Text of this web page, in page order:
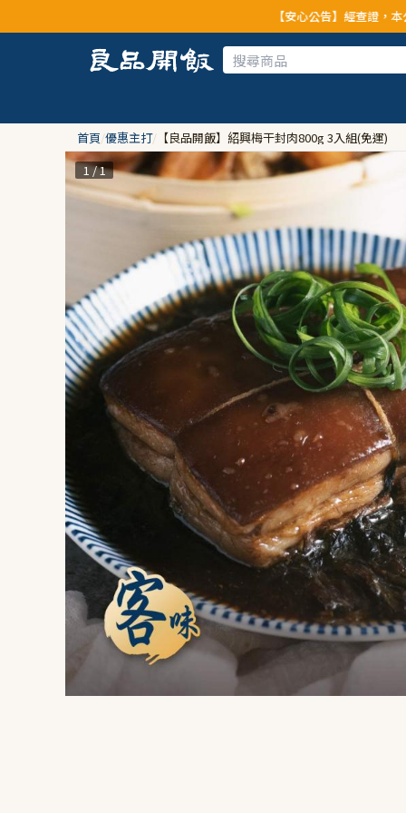
【安心公告】經查證，本公司全品項與
首頁/優惠主打/ 【良品開飯】紹興梅干封肉800g 3入組(免運)
1 / 1